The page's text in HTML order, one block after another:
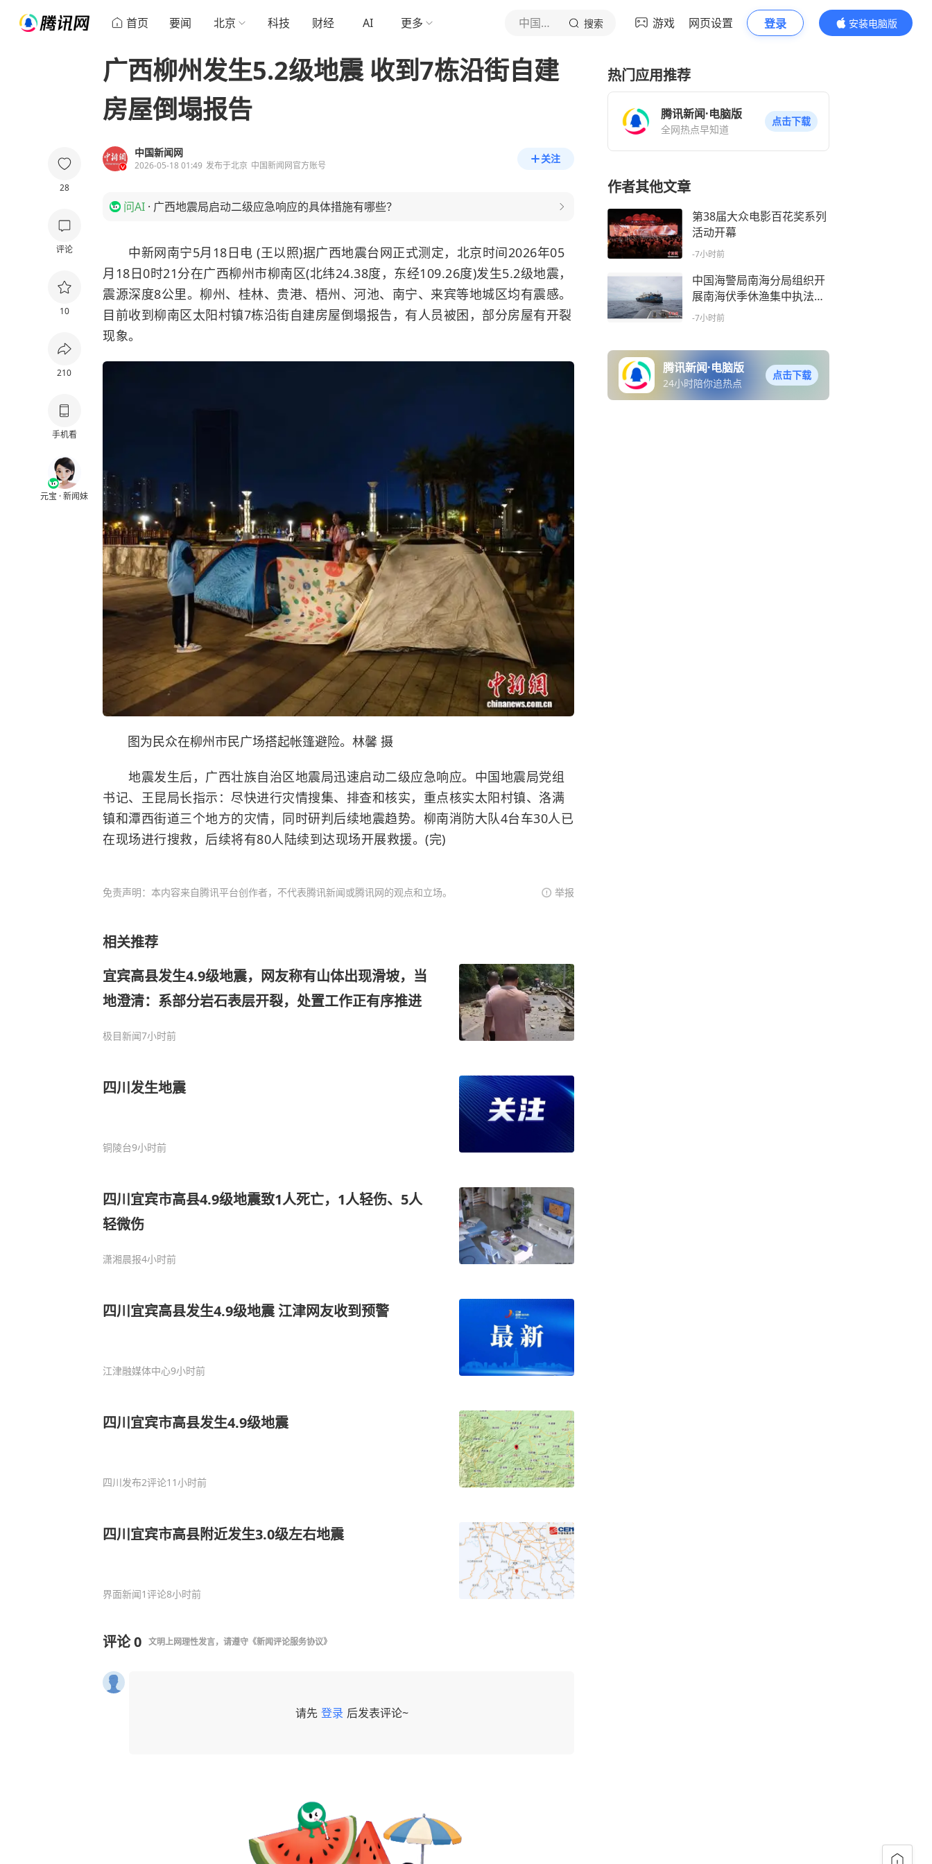
首页 要闻 北京 科技 财经 AI 更多 中国新闻网 搜索 游戏 网页设置 登录
安装电脑版
内容更精彩
28
评论
10
210
手机看
元宝 · 新闻妹
广西柳州发生5.2级地震 收到7栋沿街自建
房屋倒塌报告
中国新闻网
2026-05-18 01:49 发布于北京 中国新闻网官方账号
关注
问AI · 广西地震局启动二级应急响应的具体措施有哪些？
中新网南宁5月18日电 (王以照)据广西地震台网正式测定，北京时间2026年05
月18日0时21分在广西柳州市柳南区(北纬24.38度，东经109.26度)发生5.2级地震，
震源深度8公里。柳州、桂林、贵港、梧州、河池、南宁、来宾等地城区均有震感。
目前收到柳南区太阳村镇7栋沿街自建房屋倒塌报告，有人员被困，部分房屋有开裂
现象。
图为民众在柳州市民广场搭起帐篷避险。林馨 摄
地震发生后，广西壮族自治区地震局迅速启动二级应急响应。中国地震局党组
书记、王昆局长指示：尽快进行灾情搜集、排查和核实，重点核实太阳村镇、洛满
镇和潭西街道三个地方的灾情，同时研判后续地震趋势。柳南消防大队4台车30人已
在现场进行搜救，后续将有80人陆续到达现场开展救援。(完)
免责声明：本内容来自腾讯平台创作者，不代表腾讯新闻或腾讯网的观点和立场。 举报
相关推荐
宜宾高县发生4.9级地震，网友称有山体出现滑坡，当
地澄清：系部分岩石表层开裂，处置工作正有序推进
极目新闻7小时前
四川发生地震
铜陵台9小时前
四川宜宾市高县4.9级地震致1人死亡，1人轻伤、5人
轻微伤
潇湘晨报4小时前
四川宜宾高县发生4.9级地震 江津网友收到预警
江津融媒体中心9小时前
四川宜宾市高县发生4.9级地震
四川发布2评论11小时前
四川宜宾市高县附近发生3.0级左右地震
界面新闻1评论8小时前
评论0 文明上网理性发言，请遵守 《新闻评论服务协议》
请先 登录 后发表评论~
热门应用推荐
腾讯新闻·电脑版
全网热点早知道
点击下载
作者其他文章
第38届大众电影百花奖系列
活动开幕
-7小时前
中国海警局南海分局组织开
展南海伏季休渔集中执法行
动
-7小时前
腾讯新闻·电脑版
24小时陪你追热点
点击下载